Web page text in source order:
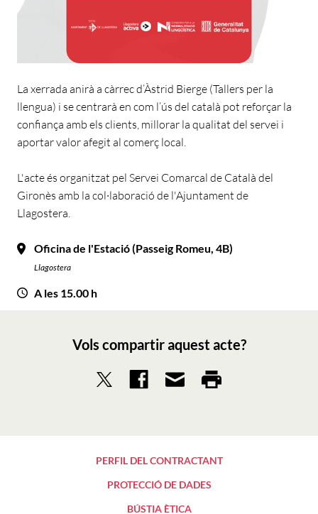
La xerrada anirà a càrrec d’Àstrid Bierge (Tallers per la
llengua) i se centrarà en com l’ús del català pot reforçar la
confiança amb els clients, millorar la qualitat del servei i
aportar valor afegit al comerç local.
L'acte és organitzat pel Servei Comarcal de Català del
Gironès amb la col·laboració de l'Ajuntament de
Llagostera.
Oficina de l'Estació (Passeig Romeu, 4B)
Llagostera
A les 15.00 h
Vols compartir aquest acte?
PERFIL DEL CONTRACTANT
PROTECCIÓ DE DADES
BÚSTIA ÈTICA